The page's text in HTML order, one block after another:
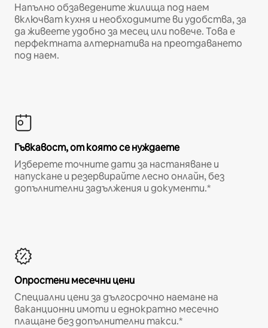
Напълно обзаведените жилища под наем
включват кухня и необходимите ви удобства, за
да живеете удобно за месец или повече. Това е
перфектната алтернатива на преотдаването
под наем.
Гъвкавост, от която се нуждаете
Изберете точните дати за настаняване и
напускане и резервирайте лесно онлайн, без
допълнителни задължения и документи.*
Опростени месечни цени
Специални цени за дългосрочно наемане на
ваканционни имоти и еднократно месечно
плащане без допълнителни такси.*